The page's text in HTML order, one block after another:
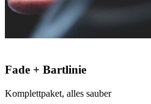
Fade + Bartlinie
Komplettpaket, alles sauber